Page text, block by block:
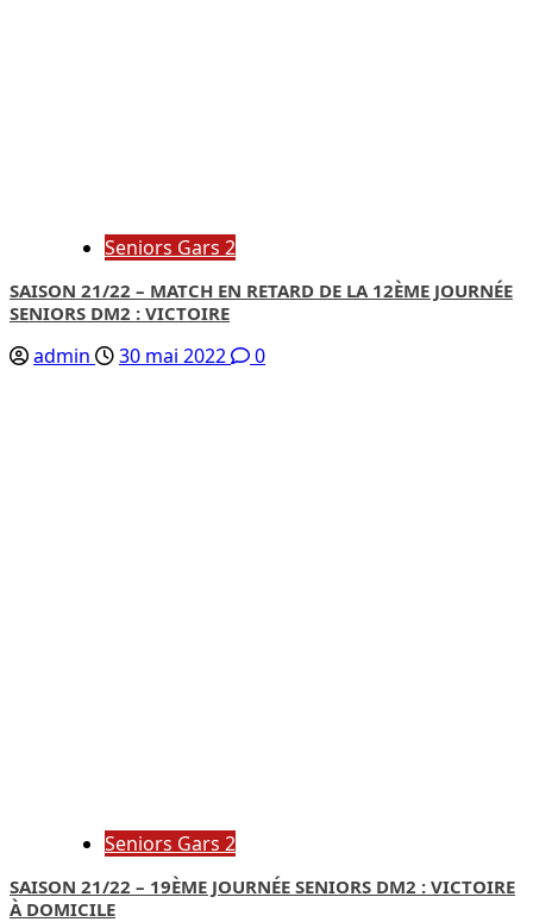
Seniors Gars 2
SAISON 21/22 – MATCH EN RETARD DE LA 12ÈME JOURNÉE
SENIORS DM2 : VICTOIRE
admin 30 mai 2022 0
Seniors Gars 2
SAISON 21/22 – 19ÈME JOURNÉE SENIORS DM2 : VICTOIRE
À DOMICILE